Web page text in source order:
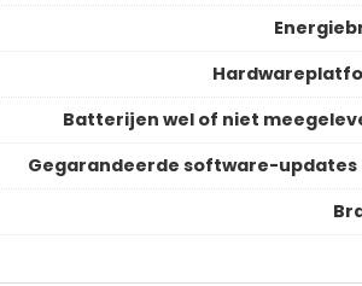
Batterijen wel of niet
Gegarandeerde software-